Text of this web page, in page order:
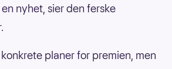
nyhet, sier den ferske
planer for premien, men